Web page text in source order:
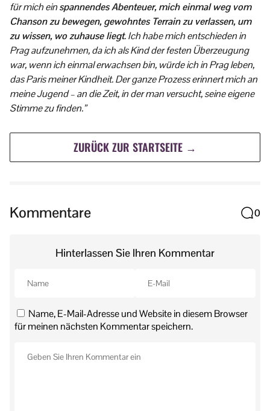
für mich einspannendes Abenteuer, mich einmal weg vom
Chanson zu bewegen, gewohntes Terrain zu verlassen, um
zu wissen, wo zuhause liegt. Ich habe mich entschieden in
Prag aufzunehmen, da ich als Kind der festen Überzeugung
war, wenn ich einmal erwachsen bin, würde ich in Prag leben,
das Paris meiner Kindheit. Der ganze Prozess erinnert mich an
meine Jugend – an die Zeit, in der man versucht, seine eigene
Stimme zu finden.”
ZURÜCK ZUR STARTSEITE →
Kommentare 0
Hinterlassen Sie Ihren Kommentar
Name, E-Mail-Adresse und Website in diesem Browser
für meinen nächsten Kommentar speichern.